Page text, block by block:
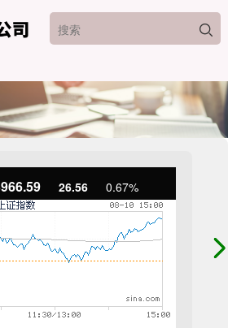
26.56 0.67%